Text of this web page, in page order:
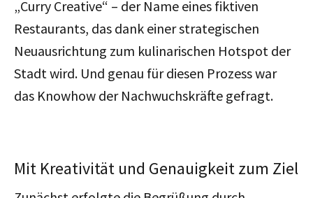
„Curry Creative“ – der Name eines fiktiven
Restaurants, das dank einer strategischen
Neuausrichtung zum kulinarischen Hotspot der
Stadt wird. Und genau für diesen Prozess war
das Knowhow der Nachwuchskräfte gefragt.
Mit Kreativität und Genauigkeit zum Ziel